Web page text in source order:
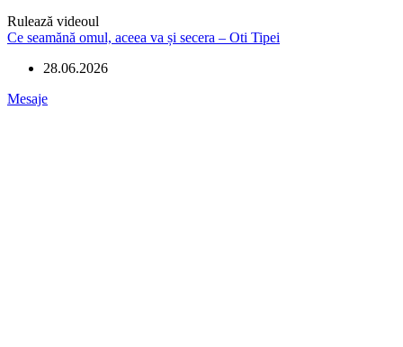
Rulează videoul
Ce seamănă omul, aceea va și secera – Oti Tipei
28.06.2026
Mesaje